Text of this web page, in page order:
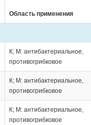
Область применения
К; М: антибактериальное,
противогрибковое
К; М: антибактериальное,
противогрибковое
К; М: антибактериальное,
противогрибковое